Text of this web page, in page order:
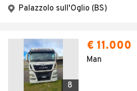
Palazzolo sull'Oglio (BS)
8
€ 11.000
Man